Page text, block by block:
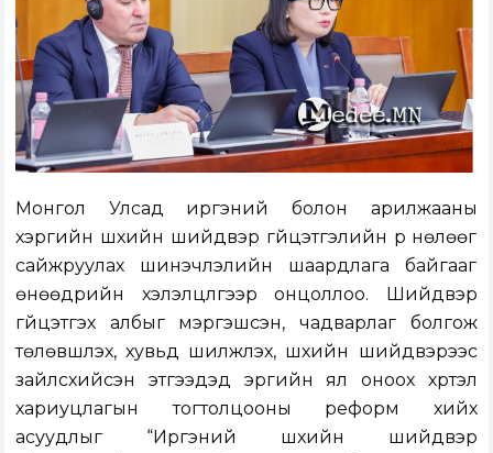
Монгол Улсад иргэний болон арилжааны
хэргийн шүүхийн шийдвэр гүйцэтгэлийн үр нөлөөг
сайжруулах шинэчлэлийн шаардлага байгааг
өнөөдрийн хэлэлцүүлгээр онцоллоо. Шийдвэр
гүйцэтгэх албыг мэргэшсэн, чадварлаг болгож
төлөвшүүлэх, хувьд шилжүүлэх, шүүхийн шийдвэрээс
зайлсхийсэн этгээдэд эрүүгийн ял оноох хүртэл
хариуцлагын тогтолцооны реформ хийх
асуудлыг “Иргэний шүүхийн шийдвэр